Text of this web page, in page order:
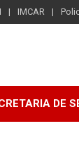
IMCAR
DE